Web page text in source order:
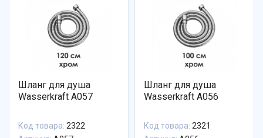
Шланг для душа
Wasserkraft A057
Код товара: 2322
Шланг для душа
Wasserkraft A056
Код товара: 2321